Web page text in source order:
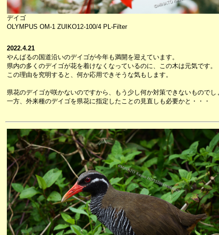
デイゴ
OLYMPUS OM-1 ZUIKO12-100/4 PL-Filter
2022.4.21
やんばるの国道沿いのデイゴが今年も満開を迎えています。
県内の多くのデイゴが花を着けなくなっているのに、この木は元気です。
この理由を究明すると、何か応用できそうな気もします。
県花のデイゴが咲かないのですから、もう少し何か対策できないものでし
一方、外来種のデイゴを県花に指定したことの見直しも必要かと・・・